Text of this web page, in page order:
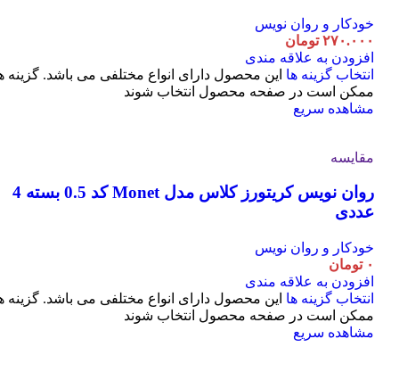
خودکار و روان نویس
۲۷۰.۰۰۰ تومان
افزودن به علاقه مندی
انتخاب گزینه ها این محصول دارای انواع مختلفی می باشد. گزینه
ممکن است در صفحه محصول انتخاب شوند
مشاهده سریع
مقایسه
روان نویس کریتورز کلاس مدل Monet کد 0.5 بسته 4
عددی
خودکار و روان نویس
۰ تومان
افزودن به علاقه مندی
انتخاب گزینه ها این محصول دارای انواع مختلفی می باشد. گزینه
ممکن است در صفحه محصول انتخاب شوند
مشاهده سریع